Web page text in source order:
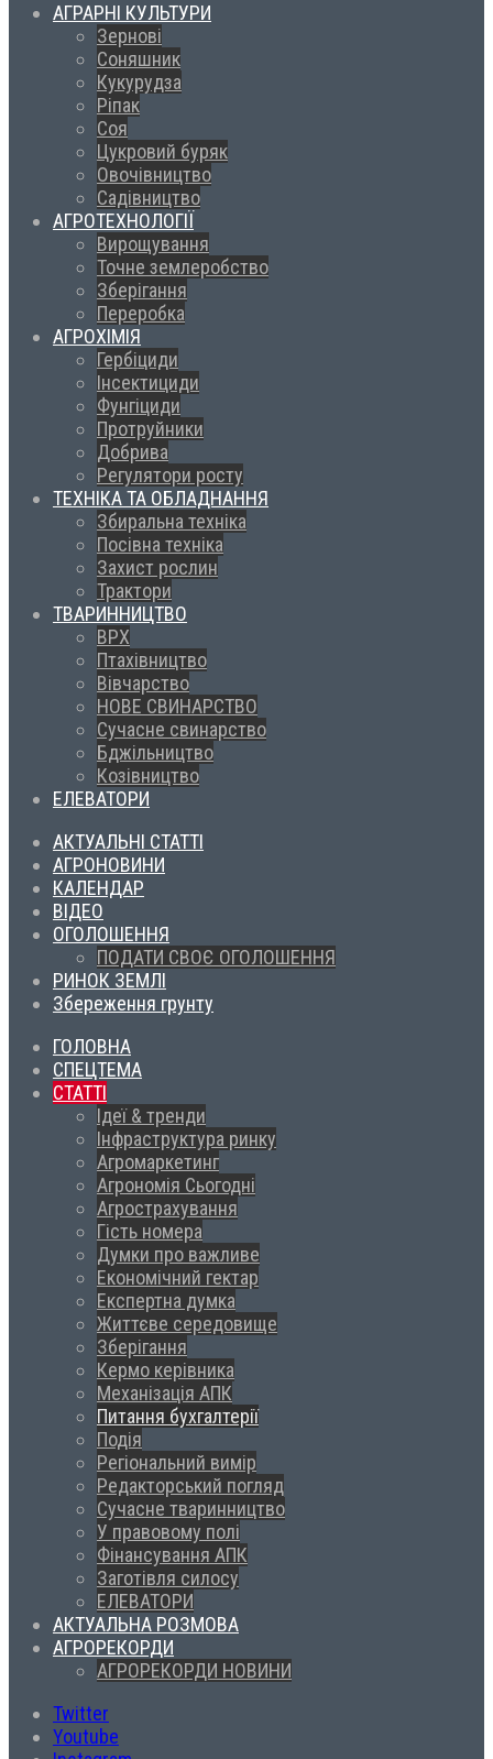
АГРАРНІ КУЛЬТУРИ
Зернові
Соняшник
Кукурудза
Ріпак
Соя
Цукровий буряк
Овочівництво
Садівництво
АГРОТЕХНОЛОГІЇ
Вирощування
Точне землеробство
Зберігання
Переробка
АГРОХІМІЯ
Гербіциди
Інсектициди
Фунгіциди
Протруйники
Добрива
Регулятори росту
ТЕХНІКА ТА ОБЛАДНАННЯ
Збиральна техніка
Посівна техніка
Захист рослин
Трактори
ТВАРИННИЦТВО
ВРХ
Птахівництво
Вівчарство
НОВЕ СВИНАРСТВО
Сучасне свинарство
Бджільництво
Козівництво
ЕЛЕВАТОРИ
АКТУАЛЬНІ СТАТТІ
АГРОНОВИНИ
КАЛЕНДАР
ВІДЕО
ОГОЛОШЕННЯ
ПОДАТИ СВОЄ ОГОЛОШЕННЯ
РИНОК ЗЕМЛІ
Збереження грунту
ГОЛОВНА
СПЕЦТЕМА
СТАТТІ
Ідеї & тренди
Інфраструктура ринку
Агромаркетинг
Агрономія Сьогодні
Агрострахування
Гість номера
Думки про важливе
Економічний гектар
Експертна думка
Життєве середовище
Зберігання
Кермо керівника
Механізація АПК
Питання бухгалтерії
Подія
Регіональний вимір
Редакторський погляд
Сучасне тваринництво
У правовому полі
Фінансування АПК
Заготівля силосу
ЕЛЕВАТОРИ
АКТУАЛЬНА РОЗМОВА
АГРОРЕКОРДИ
АГРОРЕКОРДИ НОВИНИ
Twitter
Youtube